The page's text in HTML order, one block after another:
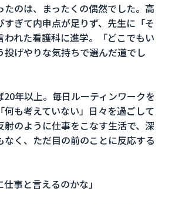
たのは、まったくの偶然でした。高
すぎて内申点が足りず、先生に「そ
われた看護科に進学。「どこでもい
投げやりな気持ちで選んだ道でし
20年以上。毎日ルーティンワークを
何も考えていない」日々を過ごして
射のように仕事をこなす生活で、深
なく、ただ目の前のことに反応する
仕事と言えるのかな」